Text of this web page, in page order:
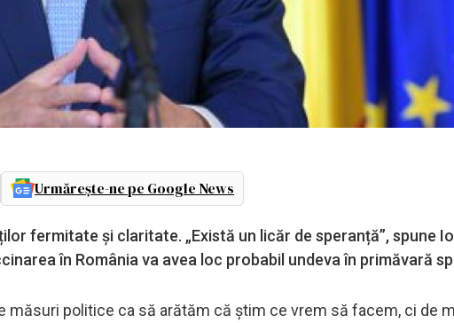
Urmărește-ne pe Google News
fermitate și claritate. „Există un licăr de speranță”, spune
în România va avea loc probabil undeva în primăvară
măsuri politice ca să arătăm că știm ce vrem să facem, ci de